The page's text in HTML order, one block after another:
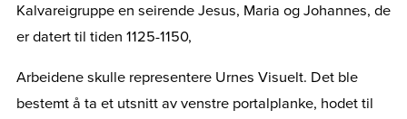
Kalvareigruppe en seirende Jesus, Maria og Johannes, de
er datert til tiden 1125­-1150,
Arbeidene skulle representere Urnes Visuelt. Det ble
bestemt å ta et utsnitt av venstre portalplanke, hodet til